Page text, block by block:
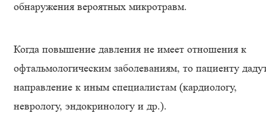
обнаружения вероятных микротравм.
Когда повышение давления не имеет отношения к
офтальмологическим заболеваниям, то пациенту
направление к иным специалистам (кардиологу,
неврологу, эндокринологу и др.).